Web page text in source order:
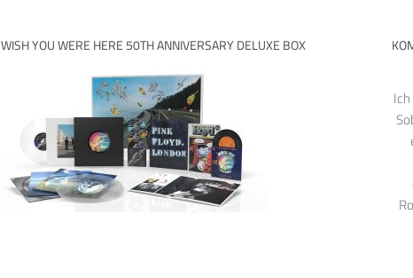
WISH YOU WERE HERE 50TH ANNIVERSARY DELUXE BOX